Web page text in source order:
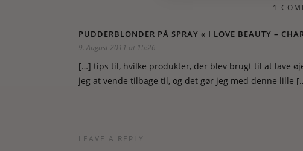
1
PUDDERBLONDER PÅ SPRAY « I LOVE BEAUTY –
9. August 2011 at 15:26
[…] tips til, hvilke produkter, der blev brugt til at lave
jeg at vende tilbage til, og det gør jeg med denne lille
LEAVE A REPLY